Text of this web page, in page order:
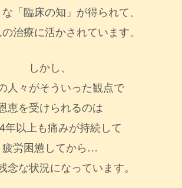
「臨床の知」が得られて、
治療に活かされています。
しかし、
人々がそういった観点で
恵を受けられるのは
年以上も痛みが持続して
疲労困憊してから…
念な状況になっています。